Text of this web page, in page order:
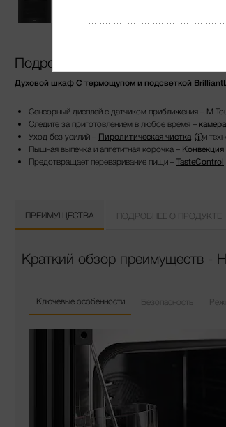
Подробнее о продукте
Духовой шкаф С термощупом и подсветкой
Сенсорный дисплей с датчиком приближения – M
Следите за приготовлением в любое время –
Уход без усилий – Пиролитическая чистка
и
Пышная выпечка и аппетитная корочка –
Предотвращает переваривание пищи – TasteControl
ПРЕИМУЩЕСТВА ПОДРОБНЕЕ О ПРОДУКТЕ
Краткий обзор преимуществ -
Ключевые особенности Безопасность